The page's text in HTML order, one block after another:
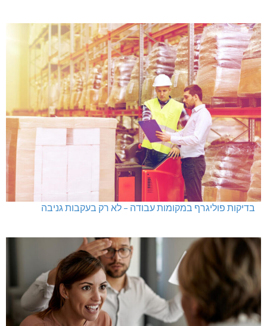
בדיקות פוליגרף במקומות עבודה – לא רק בעקבות גניבה